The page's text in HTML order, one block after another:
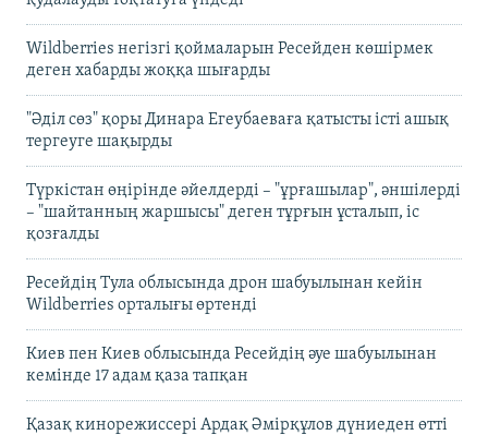
Wildberries негізгі қоймаларын Ресейден көшірмек
деген хабарды жоққа шығарды
"Әділ сөз" қоры Динара Егеубаеваға қатысты істі ашық
тергеуге шақырды
Түркістан өңірінде әйелдерді – "ұрғашылар", әншілерді
– "шайтанның жаршысы" деген тұрғын ұсталып, іс
қозғалды
Ресейдің Тула облысында дрон шабуылынан кейін
Wildberries орталығы өртенді
Киев пен Киев облысында Ресейдің әуе шабуылынан
кемінде 17 адам қаза тапқан
Қазақ кинорежиссері Ардақ Әмірқұлов дүниеден өтті